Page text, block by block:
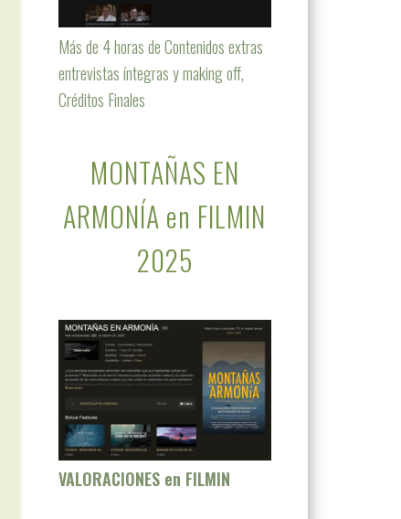
Más de 4 horas de Contenidos extras
entrevistas íntegras y making off,
Créditos Finales
MONTAÑAS EN
ARMONÍA en FILMIN
2025
VALORACIONES en FILMIN